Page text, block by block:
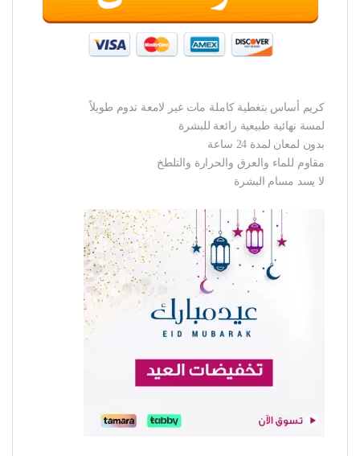
كريم أساس بتغطية كاملة مات غير لامعة تدوم طويلاً
لمسة نهائية طبيعية رائعة للبشرة
بدون لمعان لمدة 24 ساعة
مقاوم للماء والعرق والحرارة والتلطخ
لا يسد مسام البشرة